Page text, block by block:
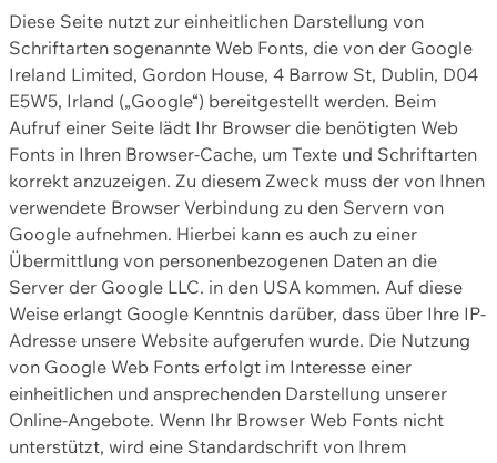
Diese Seite nutzt zur einheitlichen Darstellung von
Schriftarten sogenannte Web Fonts, die von der Google
Ireland Limited, Gordon House, 4 Barrow St, Dublin, D04
E5W5, Irland („Google“) bereitgestellt werden. Beim
Aufruf einer Seite lädt Ihr Browser die benötigten Web
Fonts in Ihren Browser-Cache, um Texte und Schriftarten
korrekt anzuzeigen. Zu diesem Zweck muss der von Ihnen
verwendete Browser Verbindung zu den Servern von
Google aufnehmen. Hierbei kann es auch zu einer
Übermittlung von personenbezogenen Daten an die
Server der Google LLC. in den USA kommen. Auf diese
Weise erlangt Google Kenntnis darüber, dass über Ihre IP-
Adresse unsere Website aufgerufen wurde. Die Nutzung
von Google Web Fonts erfolgt im Interesse einer
einheitlichen und ansprechenden Darstellung unserer
Online-Angebote. Wenn Ihr Browser Web Fonts nicht
unterstützt, wird eine Standardschrift von Ihrem